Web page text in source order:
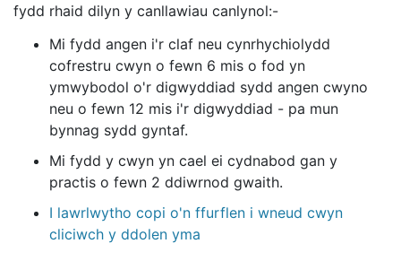
fydd rhaid dilyn y canllawiau canlynol:-
Mi fydd angen i'r claf neu cynrhychiolydd
cofrestru cwyn o fewn 6 mis o fod yn
ymwybodol o'r digwyddiad sydd angen cwyno
neu o fewn 12 mis i'r digwyddiad - pa mun
bynnag sydd gyntaf.
Mi fydd y cwyn yn cael ei cydnabod gan y
practis o fewn 2 ddiwrnod gwaith.
I lawrlwytho copi o'n ffurflen i wneud cwyn
cliciwch y ddolen yma